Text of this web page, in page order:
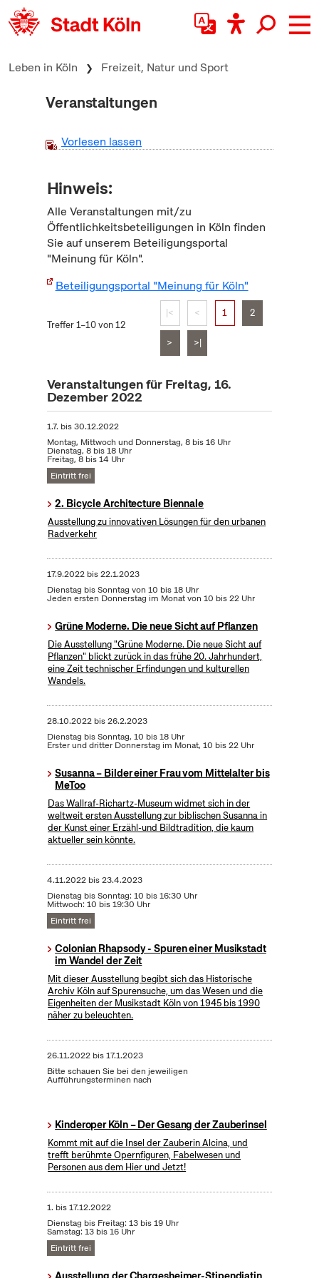
zum Inhalt springen
Leben in Köln Freizeit, Natur und Sport
Veranstaltungen
Vorlesen lassen
Hinweis:
Alle Veranstaltungen mit/zu
Öffentlichkeitsbeteiligungen in Köln finden
Sie auf unserem Beteiligungsportal
"Meinung für Köln".
Beteiligungsportal "Meinung für Köln"
Treffer 1–10 von 12
|< < 1 2
> >|
Veranstaltungen für Freitag, 16.
Dezember 2022
1.7. bis30.12.2022
Montag, Mittwoch und Donnerstag, 8 bis 16 Uhr
Dienstag, 8 bis 18 Uhr
Freitag, 8 bis 14 Uhr
Eintritt frei
2. Bicycle Architecture Biennale
Ausstellung zu innovativen Lösungen für den urbanen
Radverkehr
17.9.2022bis22.1.2023
Dienstag bis Sonntag von 10 bis 18 Uhr
Jeden ersten Donnerstag im Monat von 10 bis 22 Uhr
Grüne Moderne. Die neue Sicht auf Pflanzen
Die Ausstellung "Grüne Moderne. Die neue Sicht auf
Pflanzen" blickt zurück in das frühe 20. Jahrhundert,
eine Zeit technischer Erfindungen und kulturellen
Wandels.
28.10.2022bis26.2.2023
Dienstag bis Sonntag, 10 bis 18 Uhr
Erster und dritter Donnerstag im Monat, 10 bis 22 Uhr
Susanna – Bilder einer Frau vom Mittelalter bis
MeToo
Das Wallraf-Richartz-Museum widmet sich in der
weltweit ersten Ausstellung zur biblischen Susanna in
der Kunst einer Erzähl-und Bildtradition, die kaum
aktueller sein könnte.
4.11.2022bis23.4.2023
Dienstag bis Sonntag: 10 bis 16:30 Uhr
Mittwoch: 10 bis 19:30 Uhr
Eintritt frei
Colonian Rhapsody - Spuren einer Musikstadt
im Wandel der Zeit
Mit dieser Ausstellung begibt sich das Historische
Archiv Köln auf Spurensuche, um das Wesen und die
Eigenheiten der Musikstadt Köln von 1945 bis 1990
näher zu beleuchten.
26.11.2022bis17.1.2023
Bitte schauen Sie bei den jeweiligen
Aufführungsterminen nach
Kinderoper Köln – Der Gesang der Zauberinsel
Kommt mit auf die Insel der Zauberin Alcina, und
trefft berühmte Opernfiguren, Fabelwesen und
Personen aus dem Hier und Jetzt!
1. bis17.12.2022
Dienstag bis Freitag: 13 bis 19 Uhr
Samstag: 13 bis 16 Uhr
Eintritt frei